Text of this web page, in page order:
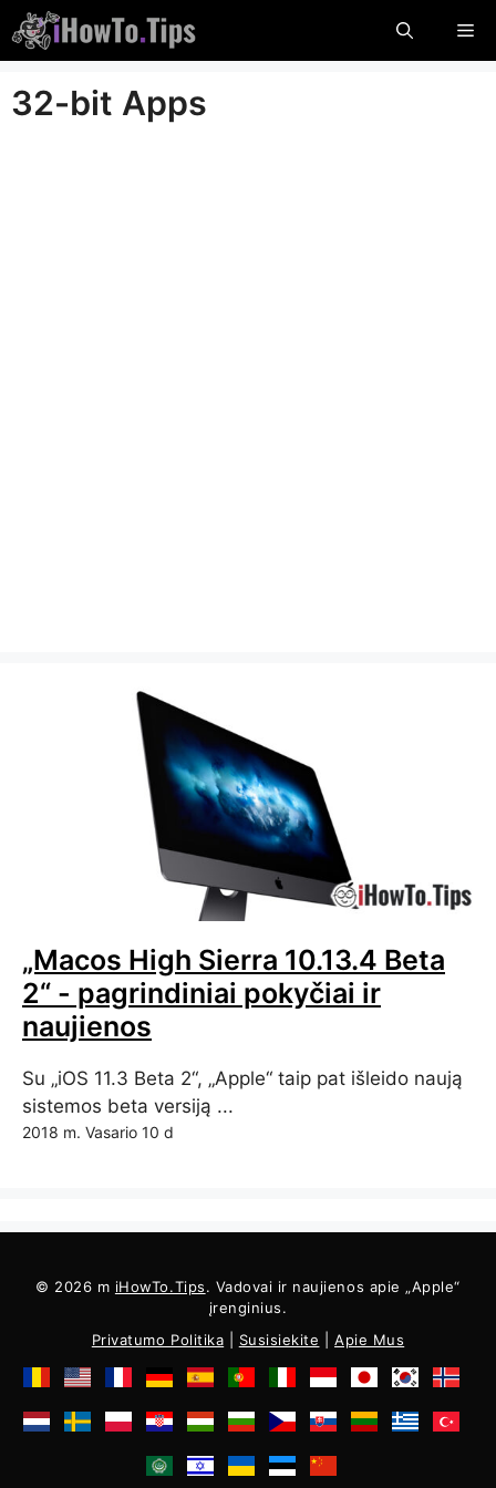
Pereikite
prie
turinio
32-bit Apps
„Macos High Sierra 10.13.4 Beta
2“ - pagrindiniai pokyčiai ir
naujienos
Su „iOS 11.3 Beta 2“, „Apple“ taip pat išleido naują
sistemos beta versiją ...
2018 m. Vasario 10 d
© 2026 m iHowTo.Tips. Vadovai ir naujienos apie „Apple“
įrenginius.
Privatumo Politika
Susisiekite |Apie Mus